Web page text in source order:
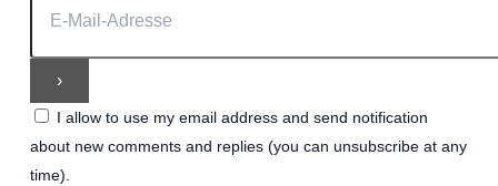
I allow to use my email address and send notification
about new comments and replies (you can unsubscribe at any
time).